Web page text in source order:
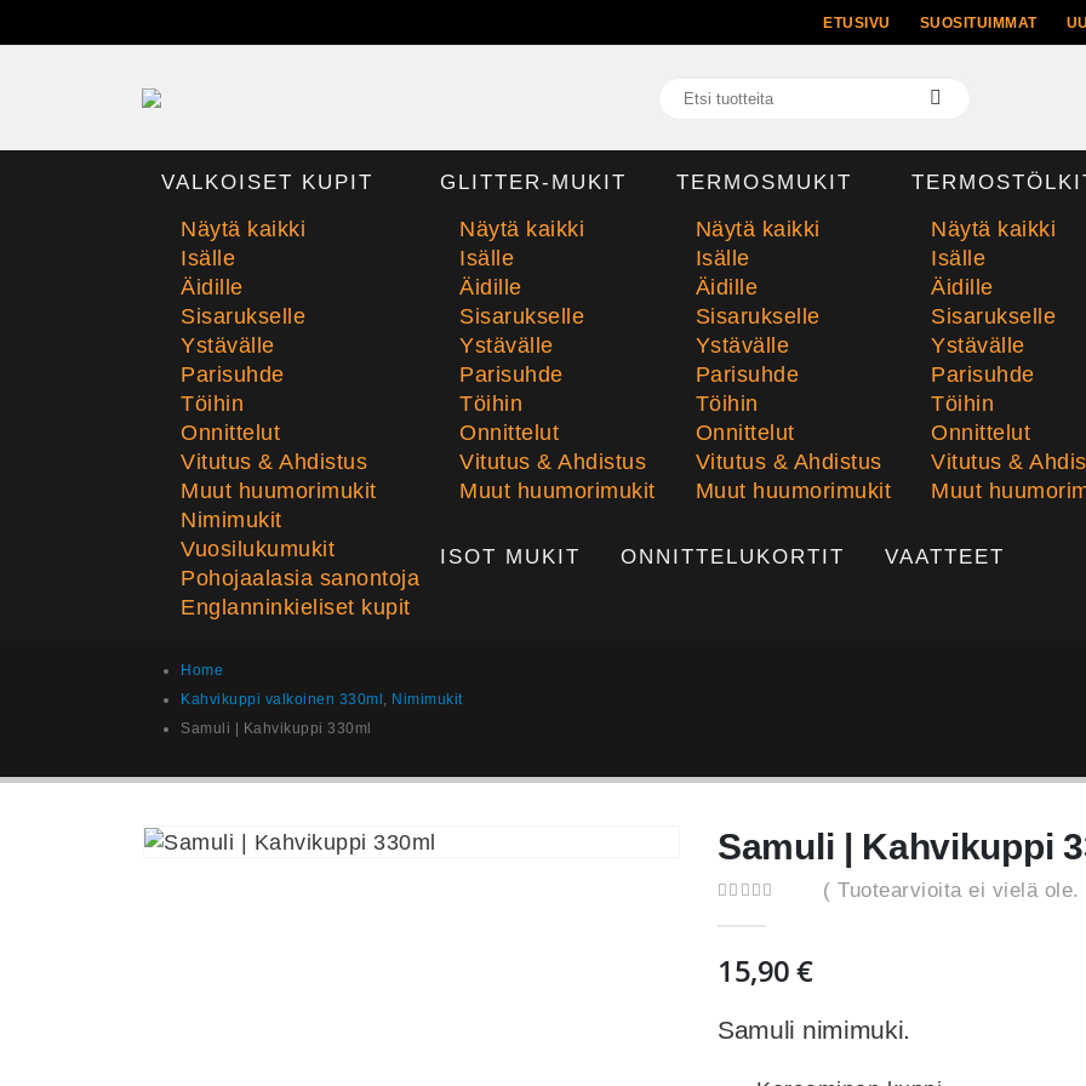
ETUSIVU SUOSITUIMMAT
VALKOISET KUPIT
Näytä kaikki
Isälle
Äidille
Sisarukselle
Ystävälle
Parisuhde
Töihin
Onnittelut
Vitutus & Ahdistus
Muut huumorimukit
Nimimukit
Vuosilukumukit
Pohojaalasia sanontoja
Englanninkieliset kupit
GLITTER-MUKIT
Näytä kaikki
Isälle
Äidille
Sisarukselle
Ystävälle
Parisuhde
Töihin
Onnittelut
Vitutus & Ahdistus
Muut huumorimukit
TERMOSMUKIT
Näytä kaikki
Isälle
Äidille
Sisarukselle
Ystävälle
Parisuhde
Töihin
Onnittelut
Vitutus & Ahdistus
Muut huumorimukit
Näytä kaikki
Isälle
Äidille
Sisarukselle
Ystävälle
Parisuhde
Töihin
Onnittelut
Vitutus &
Muut
ISOT MUKIT ONNITTELUKORTIT VAATTEET
Home
Kahvikuppi valkoinen 330ml , Nimimukit
Samuli | Kahvikuppi 330ml
Samuli | Kahvikuppi
( Tuotearvioita ei vielä ole.
15,90€
Samuli nimimuki.